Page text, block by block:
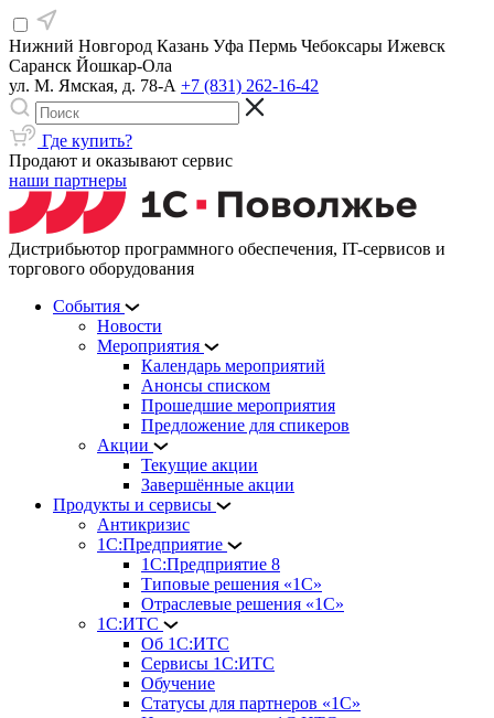
Нижний Новгород Казань Уфа Пермь Чебоксары Ижевск
Саранск Йошкар-Ола
ул. М. Ямская, д. 78-А +7 (831) 262-16-42
Где купить?
Продают и оказывают сервис
наши партнеры
Дистрибьютор программного обеспечения, IT-сервисов и
торгового оборудования
События
Новости
Мероприятия
Календарь мероприятий
Анонсы списком
Прошедшие мероприятия
Предложение для спикеров
Акции
Текущие акции
Завершённые акции
Продукты и сервисы
Антикризис
1С:Предприятие
1С:Предприятие 8
Типовые решения «1С»
Отраслевые решения «1С»
1С:ИТС
Об 1С:ИТС
Сервисы 1С:ИТС
Обучение
Статусы для партнеров «1С»